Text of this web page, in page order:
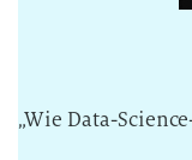
„Wie Data-